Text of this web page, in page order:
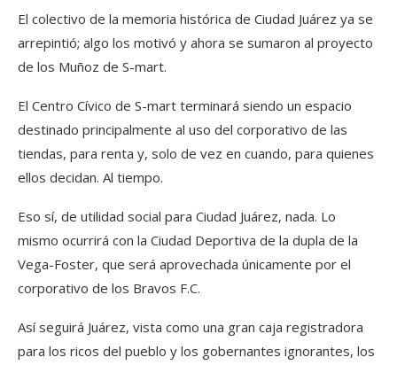
El colectivo de la memoria histórica de Ciudad Juárez ya se
arrepintió; algo los motivó y ahora se sumaron al proyecto
de los Muñoz de S-mart.
El Centro Cívico de S-mart terminará siendo un espacio
destinado principalmente al uso del corporativo de las
tiendas, para renta y, solo de vez en cuando, para quienes
ellos decidan. Al tiempo.
Eso sí, de utilidad social para Ciudad Juárez, nada. Lo
mismo ocurrirá con la Ciudad Deportiva de la dupla de la
Vega-Foster, que será aprovechada únicamente por el
corporativo de los Bravos F.C.
Así seguirá Juárez, vista como una gran caja registradora
para los ricos del pueblo y los gobernantes ignorantes, los